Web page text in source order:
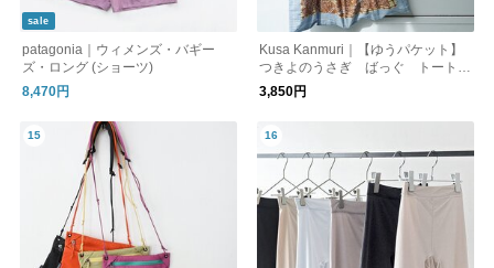
sale
patagonia｜ウィメンズ・バギー
ズ・ロング (ショーツ)
8,470円
Kusa Kanmuri｜【ゆうパケット】
つきよのうさぎ ばっぐ トートバ
ッグ うさぎ エコバッグ 大容
量 メール便
3,850円